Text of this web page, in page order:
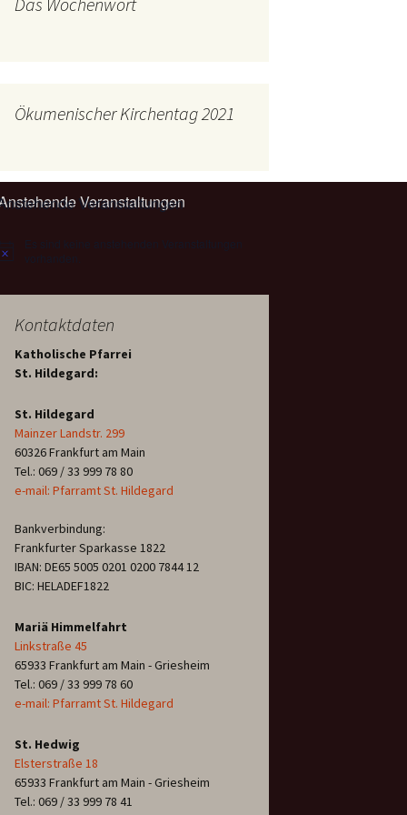
Ökumenischer Kirchentag 2021
Veranstaltungen
Hinweis
Kontaktdaten
Katholische Pfarrei
St. Hildegard:
St. Hildegard
Mainzer Landstr. 299
60326 Frankfurt am Main
Tel.: 069 / 33 999 78 80
e-mail: Pfarramt St. Hildegard
Bankverbindung:
Frankfurter Sparkasse 1822
IBAN: DE65 5005 0201 0200 7844 12
BIC: HELADEF1822
Mariä Himmelfahrt
Linkstraße 45
65933 Frankfurt am Main - Griesheim
Tel.: 069 / 33 999 78 60
e-mail: Pfarramt St. Hildegard
St. Hedwig
Elsterstraße 18
65933 Frankfurt am Main - Griesheim
Tel.: 069 / 33 999 78 41